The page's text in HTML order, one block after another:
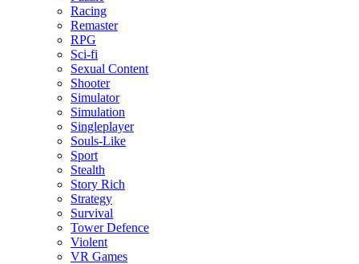
Racing
Remaster
RPG
Sci-fi
Sexual Content
Shooter
Simulator
Simulation
Singleplayer
Souls-Like
Sport
Stealth
Story Rich
Strategy
Survival
Tower Defence
Violent
VR Games